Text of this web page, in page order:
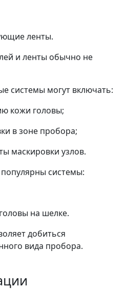
ленты.
и ленты обычно не
системы могут включать:
кожи головы;
в зоне пробора;
маскировки узлов.
системы:
на шелке.
добиться
вида пробора.